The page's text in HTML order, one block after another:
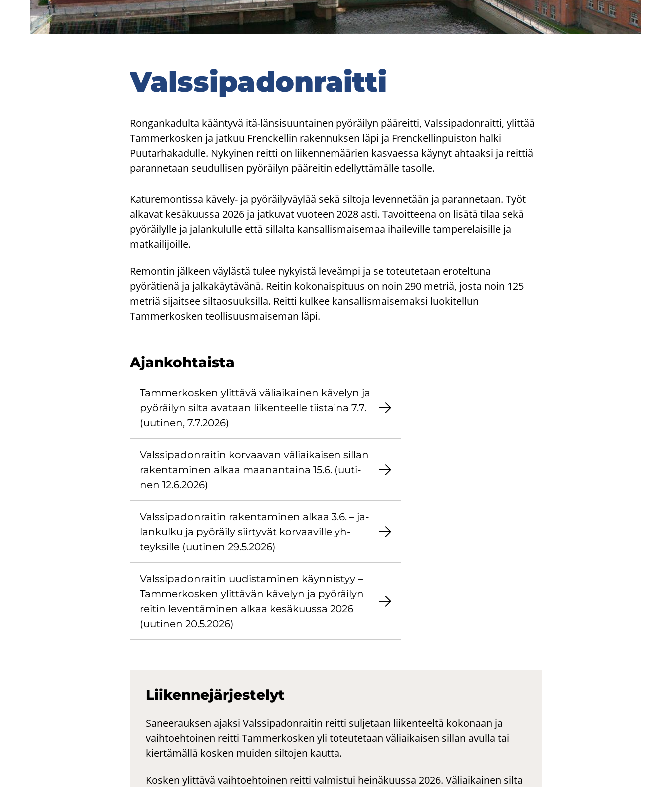
Vals­si­pa­don­rait­ti
Rongankadulta kääntyvä itä-länsisuuntainen pyöräilyn pääreitti, Valssipadonraitti, ylittää
Tammerkosken ja jatkuu Frenckellin rakennuksen läpi ja Frenckellinpuiston halki
Puutarhakadulle. Nykyinen reitti on liikennemäärien kasvaessa käynyt ahtaaksi ja reittiä
parannetaan seudullisen pyöräilyn pääreitin edellyttämälle tasolle.
Katuremontissa kävely- ja pyöräilyväylää sekä siltoja levennetään ja parannetaan. Työt
alkavat kesäkuussa 2026 ja jatkuvat vuoteen 2028 asti. Tavoitteena on lisätä tilaa sekä
pyöräilylle ja jalankululle että sillalta kansallismaisemaa ihaileville tamperelaisille ja
matkailijoille.
Remontin jälkeen väylästä tulee nykyistä leveämpi ja se toteutetaan eroteltuna
pyörätienä ja jalkakäytävänä. Reitin kokonaispituus on noin 290 metriä, josta noin 125
metriä sijaitsee siltaosuuksilla. Reitti kulkee kansallismaisemaksi luokitellun
Tammerkosken teollisuusmaiseman läpi.
Ajan­koh­tais­ta
Tam­mer­kos­ken ylit­tä­vä vä­liai­kai­nen kä­ve­lyn ja
pyö­räi­lyn silta ava­taan lii­ken­teel­le tiis­tai­na 7.7.
(uu­ti­nen, 7.7.2026)
Vals­si­pa­don­rai­tin kor­vaa­van vä­liai­kai­sen sil­lan
ra­ken­ta­mi­nen alkaa maa­nan­tai­na 15.6. (uu­ti­
nen 12.6.2026)
Vals­si­pa­don­rai­tin ra­ken­ta­mi­nen alkaa 3.6. – ja­
lan­kul­ku ja pyö­räi­ly siir­ty­vät kor­vaa­vil­le yh­
teyk­sil­le (uu­ti­nen 29.5.2026)
Vals­si­pa­don­rai­tin uu­dis­ta­mi­nen käyn­nis­tyy –
Tam­mer­kos­ken ylit­tä­vän kä­ve­lyn ja pyö­räi­lyn
rei­tin le­ven­tä­mi­nen alkaa ke­sä­kuus­sa 2026
(uu­ti­nen 20.5.2026)
Lii­ken­ne­jär­jes­te­lyt
Saneerauksen ajaksi Valssipadonraitin reitti suljetaan liikenteeltä kokonaan ja
vaihtoehtoinen reitti Tammerkosken yli toteutetaan väliaikaisen sillan avulla tai
kiertämällä kosken muiden siltojen kautta.
Kosken ylittävä vaihtoehtoinen reitti valmistui heinäkuussa 2026. Väliaikainen silta